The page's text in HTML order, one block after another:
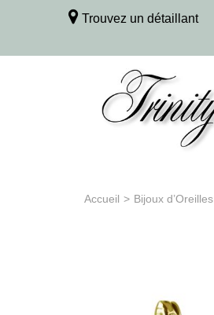
Trouvez un détaillant
Accueil > Bijoux d’Oreilles